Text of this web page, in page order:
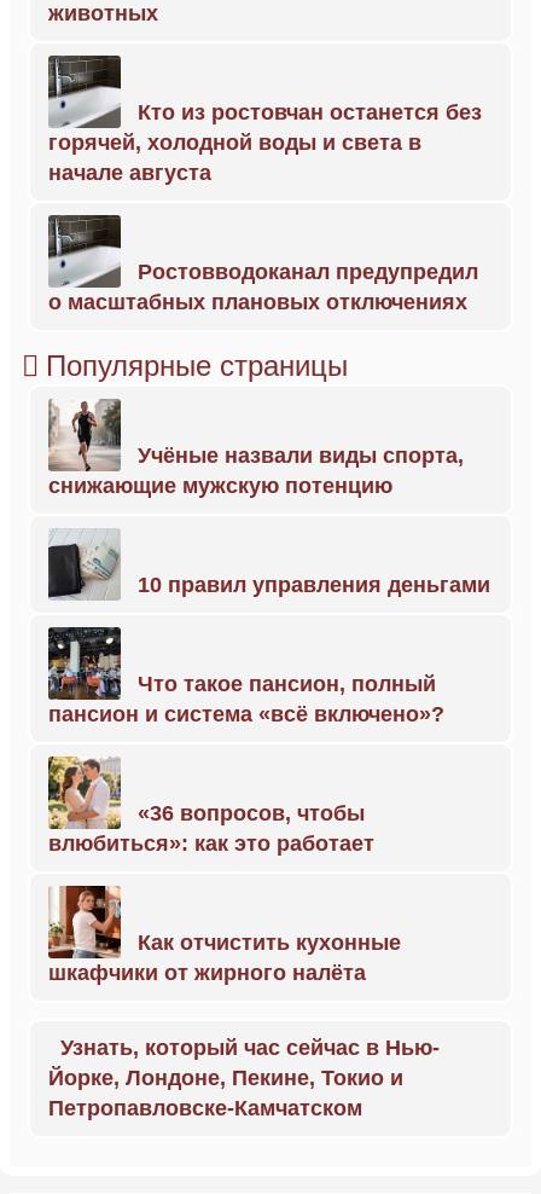
животных
Кто из ростовчан останется без
горячей, холодной воды и света в
начале августа
Ростовводоканал предупредил
о масштабных плановых отключениях
Популярные страницы
Учёные назвали виды спорта,
снижающие мужскую потенцию
10 правил управления деньгами
Что такое пансион, полный
пансион и система «всё включено»?
«36 вопросов, чтобы
влюбиться»: как это работает
Как отчистить кухонные
шкафчики от жирного налёта
Узнать, который час сейчас в Нью-
Йорке, Лондоне, Пекине, Токио и
Петропавловске-Камчатском